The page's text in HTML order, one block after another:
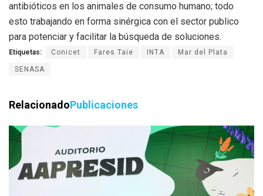
antibióticos en los animales de consumo humano; todo
esto trabajando en forma sinérgica con el sector publico
para potenciar y facilitar la búsqueda de soluciones.
Etiquetas: Conicet Fares Taie INTA Mar del Plata
SENASA
RelacionadoPublicaciones